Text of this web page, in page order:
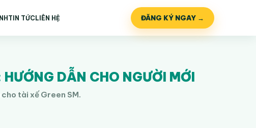
TIN TỨCLIÊN HỆ ĐĂNG KÝ NGAY →
DẪN CHO NGƯỜI MỚI
tài xế Green SM.